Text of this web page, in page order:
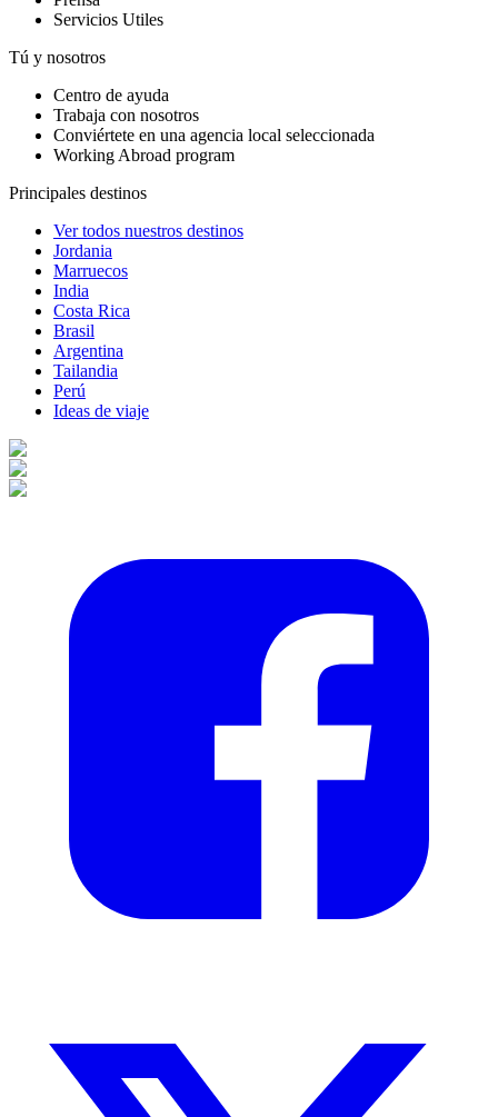
Servicios Utiles
Tú y nosotros
Centro de ayuda
Trabaja con nosotros
Conviértete en una agencia local seleccionada
Working Abroad program
Principales destinos
Ver todos nuestros destinos
Jordania
Marruecos
India
Costa Rica
Brasil
Argentina
Tailandia
Perú
Ideas de viaje